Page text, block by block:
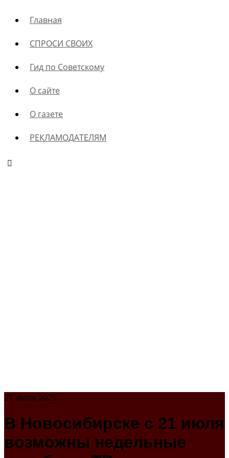
Главная
СПРОСИ СВОИХ
Гид по Советскому
О сайте
О газете
РЕКЛАМОДАТЕЛЯМ
21 июля 2025
В Новосибирске с 21 июля
возможны недельные